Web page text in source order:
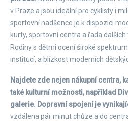
v Praze a jsou ideální pro cyklisty i
sportovní nadšence je k dispozici
kurty, sportovní centra a řada
Rodiny s dětmi ocení široké
institucí, a blízkost moderních
Najdete zde nejen nákupní centra,
také kulturní možnosti, například
galerie. Dopravní spojení je
vzdálena pár minut chůze a do